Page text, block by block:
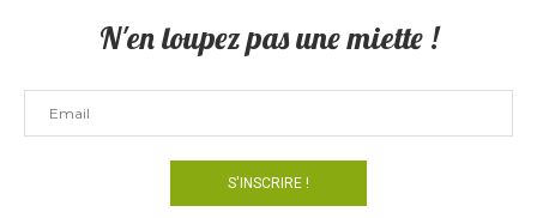
N'en loupez pas une miette !